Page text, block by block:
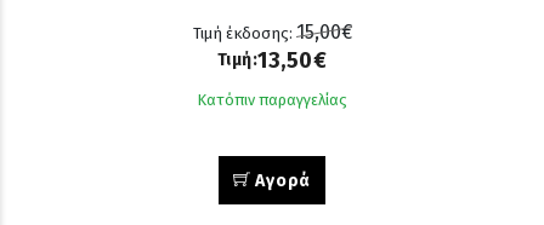
Τιμή έκδοσης: 15,00€
Τιμή:13,50€
Κατόπιν παραγγελίας
Αγορά